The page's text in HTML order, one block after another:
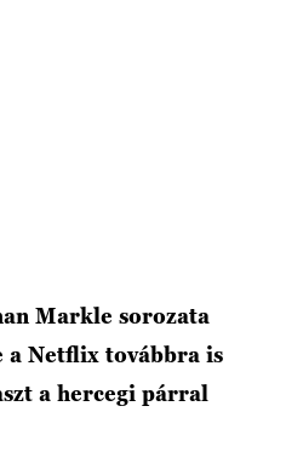
Markle sorozata
Netflix továbbra is
a hercegi párral